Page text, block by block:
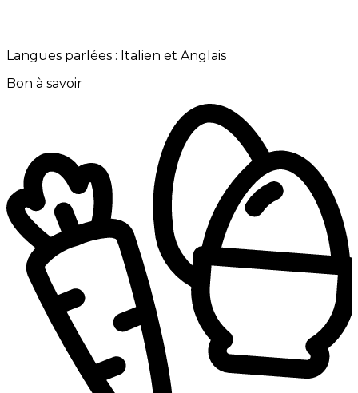
Langues parlées : Italien et Anglais
Bon à savoir